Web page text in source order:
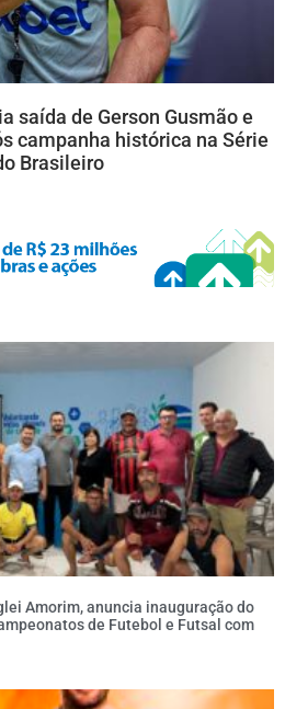
saída de Gerson Gusmão e
campanha histórica na Série
Brasileiro
Amorim, anuncia inauguração do
de Futebol e Futsal com